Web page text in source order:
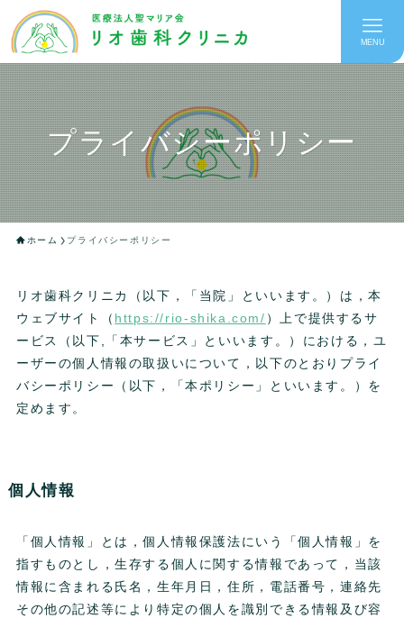
MENU
プライバシーポリシー
ホーム プライバシーポリシー
リオ歯科クリニカ（以下，「当院」といいます。）は，本
ウェブサイト（ https://rio-shika.com/ ）上で提供するサ
ービス（以下,「本サービス」といいます。）における，ユ
ーザーの個人情報の取扱いについて，以下のとおりプライ
バシーポリシー（以下，「本ポリシー」といいます。）を
定めます。
個人情報
「個人情報」とは，個人情報保護法にいう「個人情報」を
指すものとし，生存する個人に関する情報であって，当該
情報に含まれる氏名，生年月日，住所，電話番号，連絡先
その他の記述等により特定の個人を識別できる情報及び容